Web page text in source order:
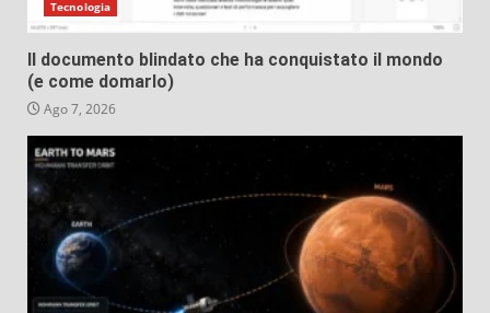
Tecnologia
Il documento blindato che ha conquistato il mondo
(e come domarlo)
Ago 7, 2026